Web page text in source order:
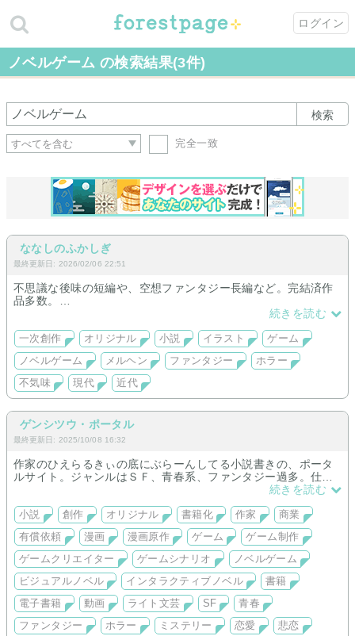
ログイン
ノベルゲーム の検索結果(3件)
検索
完全一致
ななしのふかしぎ
最終更新日: 2026/02/06 22:51
不思議な後味の短編や、空想ファンタジー長編など。完結済作
品多数。
ワクワクする児童文学風の物語or幻想的で不気味なホラー作品
小説&イラスト&ノベルゲーム制作サークルの作品置き場です。
小説を中心に、イラストやゲームも置いています。
《イラスト》
長編作品のイメージイラスト、キャラクターイラストなど。
《ノベルゲーム》
小説のシナリオをゲーム化。長編作品はイラスト付です。
現実を忘れて空想世界に浸りたい人向けのサイトです。
続きを読む
一次創作 オリジナル 小説 イラスト
ゲーム
ノベルゲーム
メルヘン ファンタジー
ホラー
不気味
現代 近代
ゲンシツウ・ポータル
最終更新日: 2025/10/08 16:32
作家のひえらるきぃの底にぶらーんしてる小説書きの、ポータ
ルサイト。ジャンルはＳＦ、青春系、ファンタジー過多。仕事
※更新履歴
※10月08日コンテスト入賞作品を記念作品と共に限定エピソー
ドを追加でビジュアルノベル化
※09月18日短歌「秘すれば花」を公開。
※08月21日【お知らせ】2月25日メイビーのサービス終了に伴
い、掲載していた「Flat＿MONTAGE The Game Short 『ARIC
A』」番外編を動画化、公開致しました。
※08月16日【お知らせ】2月25日メイビーのサービス終了に伴
い、掲載していた「Flat＿MONTAGE The Game Short 『ARIC
A』」全４話を動画化、公開致しました。
続きを読む
小説 創作 オリジナル 書籍化 作家
商業
有償依頼
漫画 漫画原作 ゲーム
ゲーム制作
ゲームクリエイター
ゲームシナリオ
ノベルゲーム
ビジュアルノベル
インタラクティブノベル
書籍
電子書籍
動画 ライト文芸 SF
青春
ファンタジー
ホラー ミステリー 恋愛
悲恋